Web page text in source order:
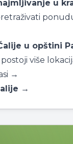
u
u opštini
više
→
→